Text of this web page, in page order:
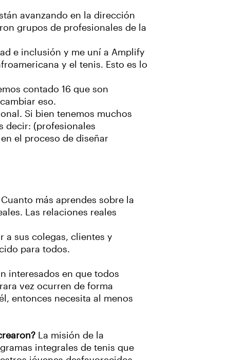
avanzando en la dirección
grupos de profesionales de la
e inclusión y me uní a Amplify
y el tenis. Esto es lo
contado 16 que son
eso.
Si bien tenemos muchos
decir: (profesionales
el proceso de diseñar
más aprendes sobre la
Las relaciones reales
a sus colegas, clientes y
para todos.
interesados en que todos
vez ocurren de forma
entonces necesita al menos
La misión de la
integrales de tenis que